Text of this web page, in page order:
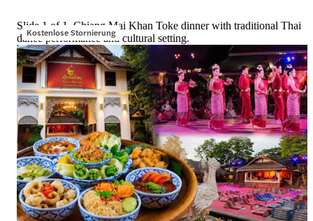
Kostenlose Stornierung
Slide 1 of 1, Chiang Mai Khan Toke dinner with traditional Thai
dance performance and cultural setting.